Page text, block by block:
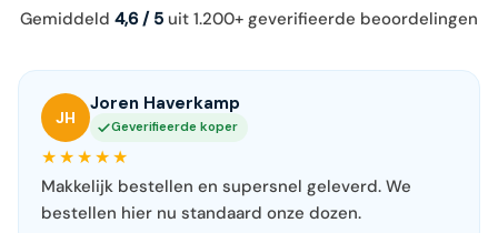
Gemiddeld 4,6 / 5 uit 1.200+ geverifieerde beoordelingen
JH
Joren Haverkamp
Geverifieerde koper
★★★★★
Makkelijk bestellen en supersnel geleverd. We
bestellen hier nu standaard onze dozen.